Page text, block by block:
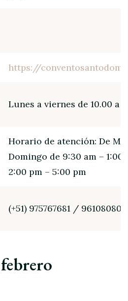
https://
Lunes a viernes de 10.00 a
Horario de atención: De
Domingo de 9:30 am –
2:00 pm – 5:00 pm
(+51) 975767681 / 961080807